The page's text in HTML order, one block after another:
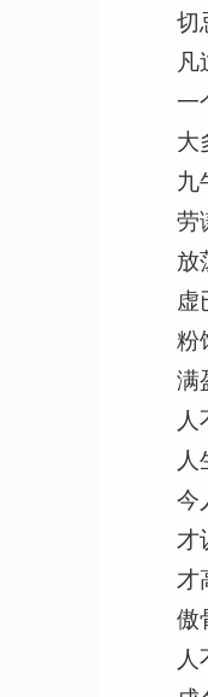
切
凡
一
大
九
劳
放
虚
粉
满
今
才
才
傲